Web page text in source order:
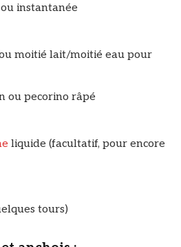
instantanée
moitié lait/moitié eau pour
ou pecorino râpé
liquide (facultatif, pour encore
tours)